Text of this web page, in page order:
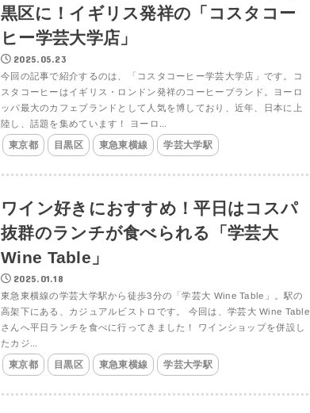
黒区に！イギリス発祥の「コスタコー
ヒー学芸大学店」
2025.05.23
今回の記事で紹介するのは、「コスタコーヒー学芸大学店」です。コ
スタコーヒーはイギリス・ロンドン発祥のコーヒーブランド。ヨーロ
ッパ最大のカフェブランドとして人気を博しており、近年、日本に上
陸し、話題を集めています！ ヨーロ...
東京都 目黒区 東急東横線 学芸大学駅
ワイン好きにおすすめ！平日はコスパ
抜群のランチが食べられる「学芸大
Wine Table」
2025.01.18
東急東横線の学芸大学駅から徒歩3分の「学芸大 Wine Table」。駅の
高架下にある、カジュアルビストロです。 今回は、学芸大 Wine Table
さんへ平日ランチを食べに行ってきました！ ワインショップを併設し
たカジ...
東京都 目黒区 東急東横線 学芸大学駅